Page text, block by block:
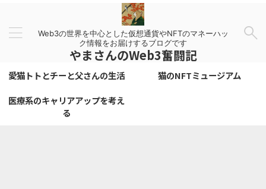
Web3の世界を中心とした仮想通貨やNFTのマネーハッ
ク情報をお届けするブログです
やまさんのWeb3奮闘記
愛猫トトとチーと父さんの生活
猫のNFTミュージアム
医療系のキャリアアップを考え
る